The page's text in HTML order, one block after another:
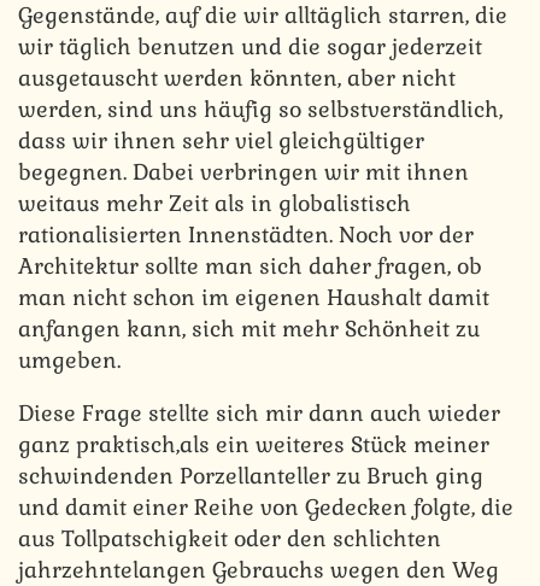
Gegenstände, auf die wir alltäglich starren, die
wir täglich benutzen und die sogar jederzeit
ausgetauscht werden könnten, aber nicht
werden, sind uns häufig so selbstverständlich,
dass wir ihnen sehr viel gleichgültiger
begegnen. Dabei verbringen wir mit ihnen
weitaus mehr Zeit als in globalistisch
rationalisierten Innenstädten. Noch vor der
Architektur sollte man sich daher fragen, ob
man nicht schon im eigenen Haushalt damit
anfangen kann, sich mit mehr Schönheit zu
umgeben.
Diese Frage stellte sich mir dann auch wieder
ganz praktisch,als ein weiteres Stück meiner
schwindenden Porzellanteller zu Bruch ging
und damit einer Reihe von Gedecken folgte, die
aus Tollpatschigkeit oder den schlichten
jahrzehntelangen Gebrauchs wegen den Weg